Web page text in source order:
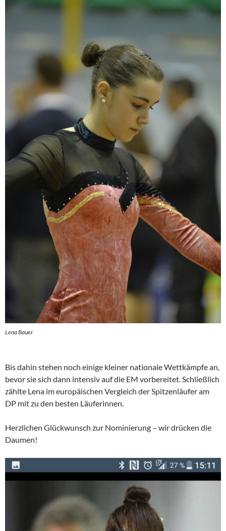
Lena Bauer
Bis dahin stehen noch einige kleiner nationale Wettkämpfe an,
bevor sie sich dann intensiv auf die EM vorbereitet. Schließlich
zählte Lena im europäischen Vergleich der Spitzenläufer am
DP mit zu den besten Läuferinnen.
Herzlichen Glückwunsch zur Nominierung – wir drücken die
Daumen!